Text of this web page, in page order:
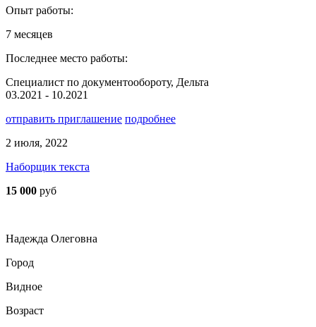
Опыт работы:
7 месяцев
Последнее место работы:
Специалист по документообороту, Дельта
03.2021 - 10.2021
отправить приглашение подробнее
2 июля, 2022
Наборщик текста
15 000 руб
Надежда Олеговна
Город
Видное
Возраст